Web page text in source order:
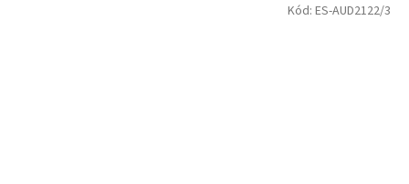
Kód: ES-AUD2122/3